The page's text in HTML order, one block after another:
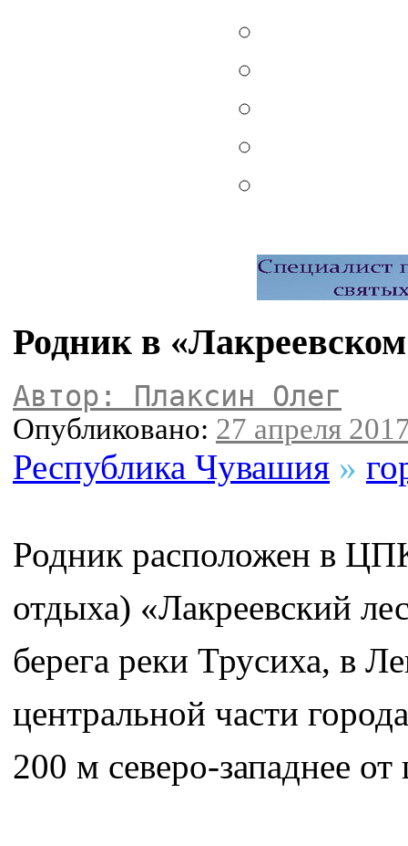
Родник в
Автор: Плаксин Олег
Опубликовано: 27 апреля
Республика Чувашия »
Родник расположен в
отдыха) «Лакреевский
берега реки Трусиха, в
центральной части
200 м северо-западнее